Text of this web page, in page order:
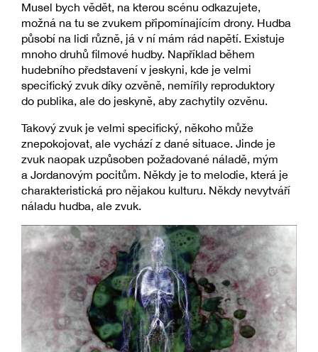
Musel bych vědět, na kterou scénu odkazujete,
možná na tu se zvukem připomínajícím drony. Hudba
působí na lidi různě, já v ní mám rád napětí. Existuje
mnoho druhů filmové hudby. Například během
hudebního představení v jeskyni, kde je velmi
specifický zvuk díky ozvěně, nemířily reproduktory
do publika, ale do jeskyně, aby zachytily ozvěnu.
Takový zvuk je velmi specifický, někoho může
znepokojovat, ale vychází z dané situace. Jinde je
zvuk naopak uzpůsoben požadované náladě, mým
a Jordanovým pocitům. Někdy je to melodie, která je
charakteristická pro nějakou kulturu. Někdy nevytváří
náladu hudba, ale zvuk.